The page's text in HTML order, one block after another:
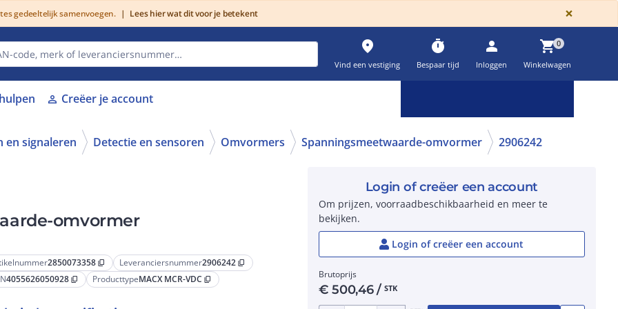
gedeeltelijk samenvoegen. | Lees hier wat dit voor je betekent ×
place
Vind een vestiging
timer
Bespaar tijd
person
Inloggen
shopping_cart0
Winkelwagen
person Creëer je account
en signaleren Detectie en sensoren Omvormers Spanningsmeetwaarde-omvormer 2906242
omvormer
2850073358 content_copy Leveranciersnummer2906242 content_copy
4055626050928 content_copy ProducttypeMACX MCR-VDC content_copy
Login of creëer een account
Om prijzen, voorraadbeschikbaarheid en meer te
bekijken.
Login of creëer een account
Brutoprijs
€500,46/ STK